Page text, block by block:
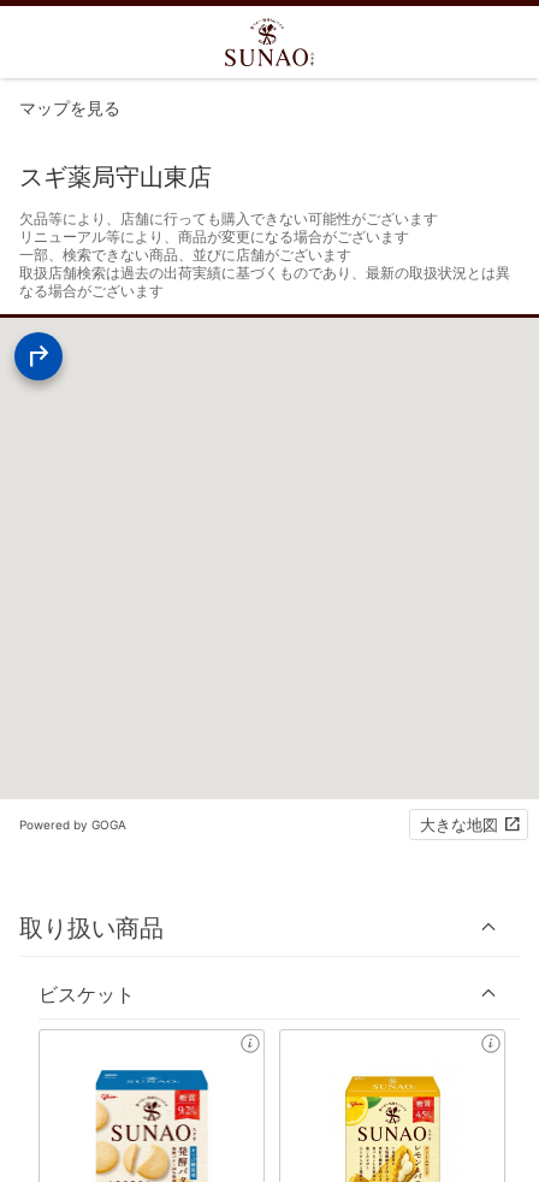
マップを見る
スギ薬局守山東店
欠品等により、店舗に行っても購入できない可能性がございます
リニューアル等により、商品が変更になる場合がございます
一部、検索できない商品、並びに店舗がございます
取扱店舗検索は過去の出荷実績に基づくものであり、最新の取扱状況とは異
なる場合がございます
Powered by GOGA 大きな地図
取り扱い商品
ビスケット